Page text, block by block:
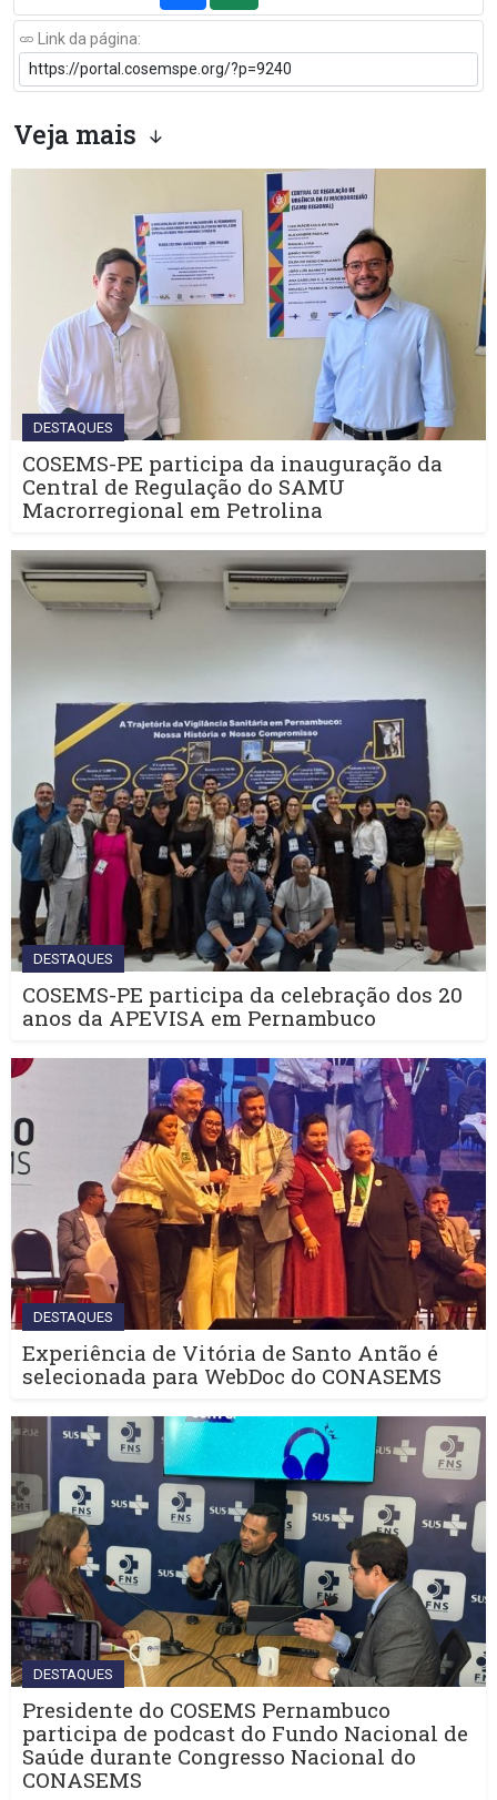
Link da página:
Veja mais
DESTAQUES
COSEMS-PE participa da inauguração da
Central de Regulação do SAMU
Macrorregional em Petrolina
DESTAQUES
COSEMS-PE participa da celebração dos 20
anos da APEVISA em Pernambuco
DESTAQUES
Experiência de Vitória de Santo Antão é
selecionada para WebDoc do CONASEMS
DESTAQUES
Presidente do COSEMS Pernambuco
participa de podcast do Fundo Nacional de
Saúde durante Congresso Nacional do
CONASEMS